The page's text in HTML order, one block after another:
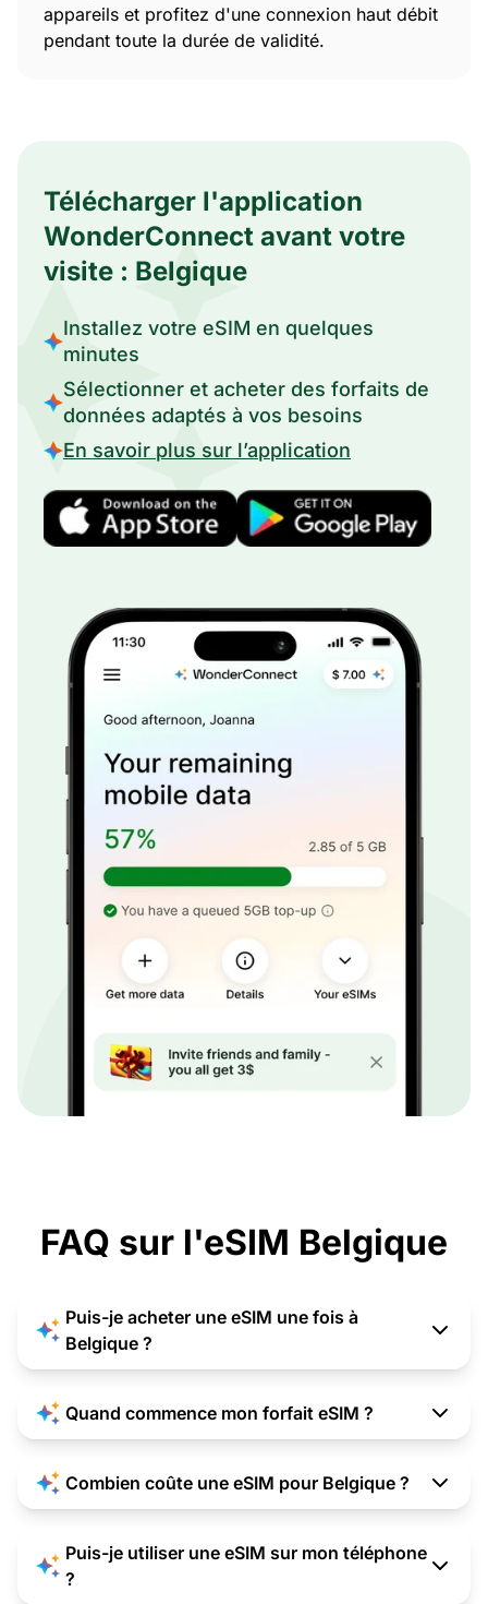
appareils et profitez d'une connexion haut débit
pendant toute la durée de validité.
Télécharger l'application
WonderConnect avant votre
visite : Belgique
Installez votre eSIM en quelques
minutes
Sélectionner et acheter des forfaits de
données adaptés à vos besoins
En savoir plus sur l’application
FAQ sur l'eSIM Belgique
Puis-je acheter une eSIM une fois à
Belgique ?
Quand commence mon forfait eSIM ?
Combien coûte une eSIM pour Belgique ?
Puis-je utiliser une eSIM sur mon téléphone
?